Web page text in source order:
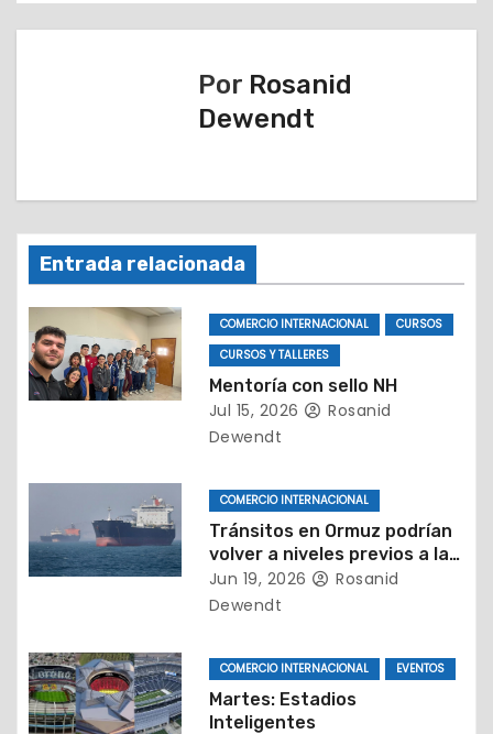
a
n
d
e
e
n
r
a
d
s
Por Rosanid
Dewendt
Entrada relacionada
COMERCIO INTERNACIONAL
CURSOS
CURSOS Y TALLERES
Mentoría con sello NH
Jul 15, 2026
Rosanid
Dewendt
COMERCIO INTERNACIONAL
Tránsitos en Ormuz podrían
volver a niveles previos a la
guerra solo en un par de
meses
Jun 19, 2026
Rosanid
Dewendt
COMERCIO INTERNACIONAL EVENTOS
Martes: Estadios
Inteligentes